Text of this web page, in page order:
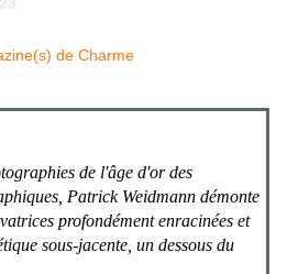
de l'âge d'or des
Patrick Weidmann démonte
profondément enracinées et
sous-jacente, un dessous du